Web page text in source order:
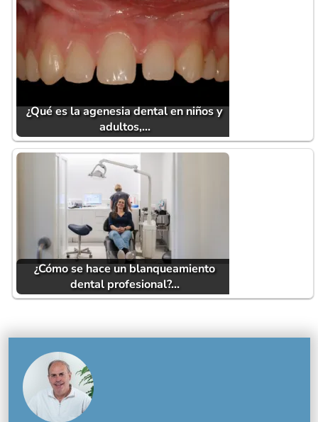
¿Qué es la agenesia dental en niños y
adultos,…
¿Cómo se hace un blanqueamiento
dental profesional?…